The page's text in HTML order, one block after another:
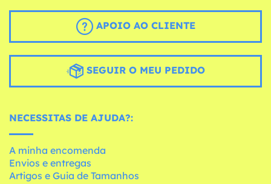
APOIO AO CLIENTE
SEGUIR O MEU PEDIDO
NECESSITAS DE AJUDA?:
A minha encomenda
Envios e entregas
Artigos e Guia de Tamanhos